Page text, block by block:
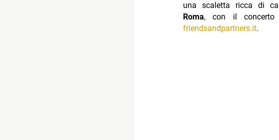
una scaletta ricca di
Roma, con il
friendsandpartners.it.